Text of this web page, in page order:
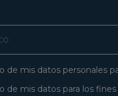
de mis datos personales
de mis datos para los